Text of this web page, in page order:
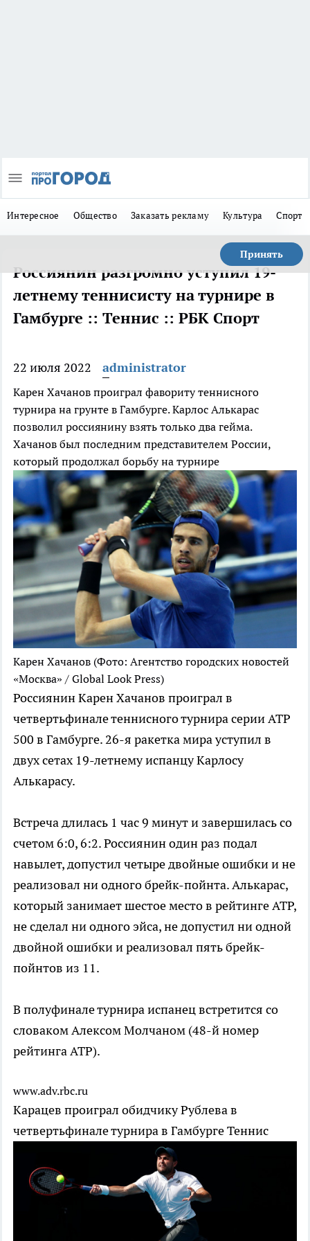
Интересное Общество Заказать рекламу Культура Спорт
Принять
Россиянин разгромно уступил 19-
летнему теннисисту на турнире в
Гамбурге :: Теннис :: РБК Спорт
22 июля 2022 administrator
Карен Хачанов проиграл фавориту теннисного
турнира на грунте в Гамбурге. Карлос Алькарас
позволил россиянину взять только два гейма.
Хачанов был последним представителем России,
который продолжал борьбу на турнире
Карен Хачанов (Фото: Агентство городских новостей
«Москва» / Global Look Press)
Россиянин Карен Хачанов проиграл в
четвертьфинале теннисного турнира серии ATP
500 в Гамбурге. 26-я ракетка мира уступил в
двух сетах 19-летнему испанцу Карлосу
Алькарасу.
Встреча длилась 1 час 9 минут и завершилась со
счетом 6:0, 6:2. Россиянин один раз подал
навылет, допустил четыре двойные ошибки и не
реализовал ни одного брейк-пойнта. Алькарас,
который занимает шестое место в рейтинге ATP,
не сделал ни одного эйса, не допустил ни одной
двойной ошибки и реализовал пять брейк-
пойнтов из 11.
В полуфинале турнира испанец встретится со
словаком Алексом Молчаном (48-й номер
рейтинга ATP).
www.adv.rbc.ru
Карацев проиграл обидчику Рублева в
четвертьфинале турнира в ГамбургеТеннис